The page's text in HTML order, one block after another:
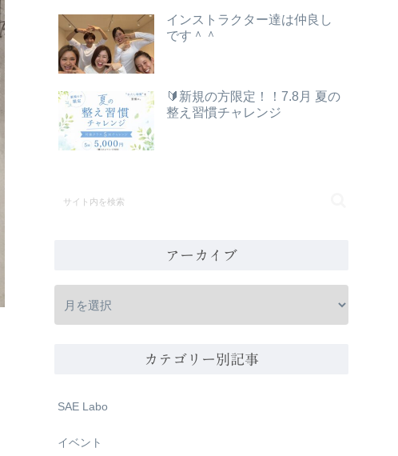
インストラクター達は仲良し
です＾＾
🔰新規の方限定！！7.8月 夏の
整え習慣チャレンジ
アーカイブ
カテゴリー別記事
SAE Labo
イベント